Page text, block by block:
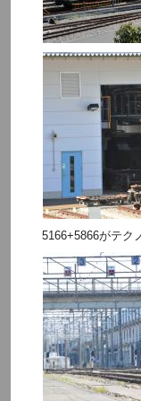
5166+5866がテク